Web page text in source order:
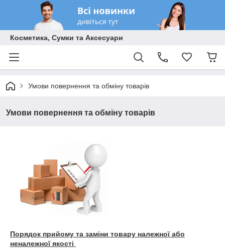
Косметика, Сумки та Аксесуари
Умови повернення та обміну товарів
Умови повернення та обміну товарів
Порядок прийому та заміни товару належної або
неналежної якості